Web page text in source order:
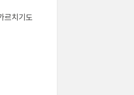
르치기도